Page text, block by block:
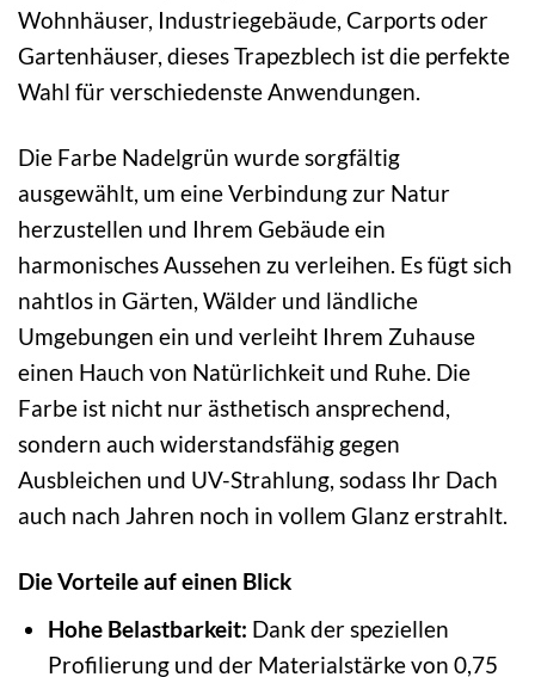
Wohnhäuser, Industriegebäude, Carports oder
Gartenhäuser, dieses Trapezblech ist die perfekte
Wahl für verschiedenste Anwendungen.
Die Farbe Nadelgrün wurde sorgfältig
ausgewählt, um eine Verbindung zur Natur
herzustellen und Ihrem Gebäude ein
harmonisches Aussehen zu verleihen. Es fügt sich
nahtlos in Gärten, Wälder und ländliche
Umgebungen ein und verleiht Ihrem Zuhause
einen Hauch von Natürlichkeit und Ruhe. Die
Farbe ist nicht nur ästhetisch ansprechend,
sondern auch widerstandsfähig gegen
Ausbleichen und UV-Strahlung, sodass Ihr Dach
auch nach Jahren noch in vollem Glanz erstrahlt.
Die Vorteile auf einen Blick
Hohe Belastbarkeit: Dank der speziellen
Profilierung und der Materialstärke von 0,75